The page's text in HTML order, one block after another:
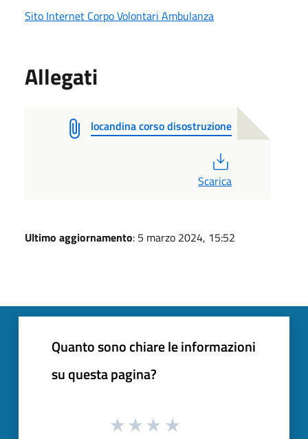
Sito Internet Corpo Volontari Ambulanza
Allegati
locandina corso disostruzione
Scarica
Ultimo aggiornamento: 5 marzo 2024, 15:52
Quanto sono chiare le informazioni
su questa pagina?